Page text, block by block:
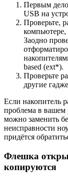
Первым
USB на
Проверьте,
Заодно
based (ext*).
Проверьте
другие
Если накопитель
проблема в вашем
можно заменить
неисправности
придётся
Флешка
копируются